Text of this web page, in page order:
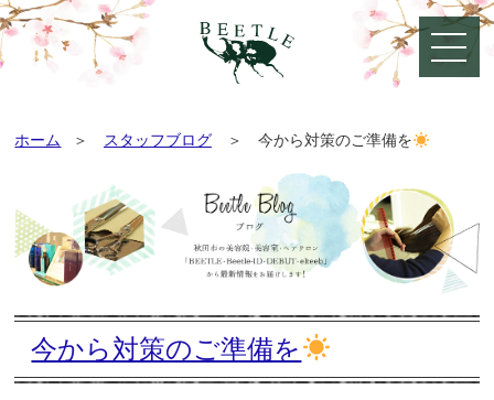
ホーム スタッフブログ 今から対策のご準備を
今から対策のご準備を